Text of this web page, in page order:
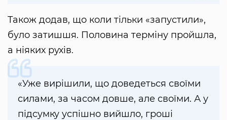
Також додав, що коли тільки «запустили»,
було затишшя. Половина терміну пройшла,
а ніяких рухів.
«Уже вирішили, що доведеться своїми
силами, за часом довше, але своїми. А у
підсумку успішно вийшло, гроші